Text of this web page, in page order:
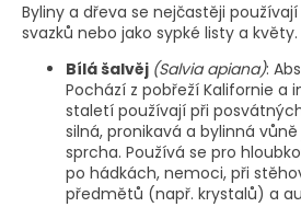
Byliny a dřeva se nejčastěji
svazků nebo jako sypké listy a květy.
Bílá šalvěj (Salvia apiana):
Pochází z pobřeží Kalifornie a
staletí používají při
silná, pronikavá a bylinná
sprcha. Používá se pro
po hádkách, nemoci, při
předmětů (např. krystalů) a